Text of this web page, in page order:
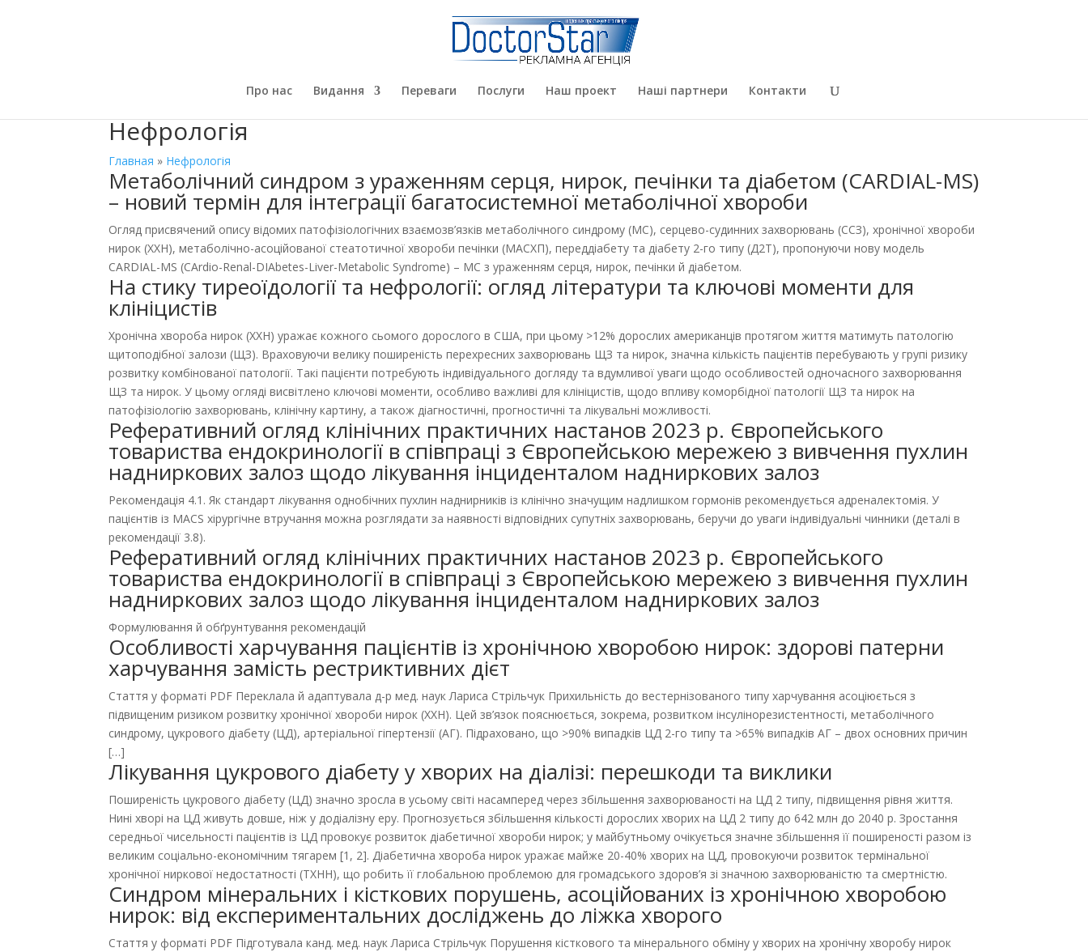
Про нас Видання Переваги Послуги Наш проект Наші партнери Контакти
Нефрологія
Главная » Нефрологія
Метаболічний синдром з ураженням серця, нирок, печінки та діабетом (CARDIAL-MS)
– новий термін для інтеграції багатосистемної метаболічної хвороби
Огляд присвячений опису відомих патофізіологічних взаємозв’язків метаболічного синдрому (МС), серцево-судинних захворювань (ССЗ), хронічної хвороби
нирок (ХХН), метаболічно-асоційованої стеатотичної хвороби печінки (МАСХП), переддіабету та діабету 2-го типу (Д2Т), пропонуючи нову модель
CARDIAL-MS (CArdio-Renal-DIAbetes-Liver-Metabolic Syndrome) – МС з ураженням серця, нирок, печінки й діабетом.
На стику тиреоїдології та нефрології: огляд літератури та ключові моменти для
клініцистів
Хронічна хвороба нирок (ХХН) уражає кожного сьомого дорослого в США, при цьому >12% дорослих американців протягом життя матимуть патологію
щитоподібної залози (ЩЗ). Враховуючи велику поширеність перехресних захворювань ЩЗ та нирок, значна кількість пацієнтів перебувають у групі ризику
розвитку комбінованої патології. Такі пацієнти потребують індивідуального догляду та вдумливої уваги щодо особливостей одночасного захворювання
ЩЗ та нирок. У цьому огляді висвітлено ключові моменти, особливо важливі для клініцистів, щодо впливу коморбідної патології ЩЗ та нирок на
патофізіологію захворювань, клінічну картину, а також діагностичні, прогностичні та лікувальні можливості.
Реферативний огляд клінічних практичних настанов 2023 р. Європейського
товариства ендокринології в співпраці з Європейською мережею з вивчення пухлин
надниркових залоз щодо лікування інциденталом надниркових залоз
Рекомендація 4.1. Як стандарт лікування однобічних пухлин наднирників із клінічно значущим надлишком гормонів рекомендується адреналектомія. У
пацієнтів із MACS хірургічне втручання можна розглядати за наявності відповідних супутніх захворювань, беручи до уваги індивідуальні чинники (деталі в
рекомендації 3.8).
Реферативний огляд клінічних практичних настанов 2023 р. Європейського
товариства ендокринології в співпраці з Європейською мережею з вивчення пухлин
надниркових залоз щодо лікування інциденталом надниркових залоз
Формулювання й обґрунтування рекомендацій
Особливості харчування пацієнтів із хронічною хворобою нирок: здорові патерни
харчування замість рестриктивних дієт
Стаття у форматі PDF Переклала й адаптувала д-р мед. наук Лариса Стрільчук Прихильність до вестернізованого типу харчування асоціюється з
підвищеним ризиком розвитку хронічної хвороби нирок (ХХН). Цей зв’язок пояснюється, зокрема, розвитком інсулінорезистентності, метаболічного
синдрому, цукрового діабету (ЦД), артеріальної гіпертензії (АГ). Підраховано, що >90% випадків ЦД 2-го типу та >65% випадків АГ – двох основних причин
[…]
Лікування цукрового діабету у хворих на діалізі: перешкоди та виклики
Поширеність цукрового діабету (ЦД) значно зросла в усьому світі насамперед через збільшення захворюваності на ЦД 2 типу, підвищення рівня життя.
Нині хворі на ЦД живуть довше, ніж у додіалізну еру. Прогнозується збільшення кількості дорослих хворих на ЦД 2 типу до 642 млн до 2040 р. Зростання
середньої чисельності пацієнтів із ЦД провокує розвиток діабетичної хвороби нирок; у майбутньому очікується значне збільшення її поширеності разом із
великим соціально-економічним тягарем [1, 2]. Діабетична хвороба нирок уражає майже 20-40% хворих на ЦД, провокуючи розвиток термінальної
хронічної ниркової недостатності (ТХНН), що робить її глобальною проблемою для громадського здоров’я зі значною захворюваністю та смертністю.
Синдром мінеральних і кісткових порушень, асоційованих із хронічною хворобою
нирок: від експериментальних досліджень до ліжка хворого
Стаття у форматі PDF Підготувала канд. мед. наук Лариса Стрільчук Порушення кісткового та мінерального обміну у хворих на хронічну хворобу нирок